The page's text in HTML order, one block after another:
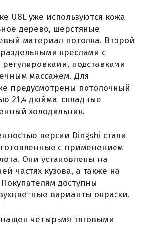
U8L уже используются кожа
дерево, шерстяные
материал потолка. Второй
креслами с
подставками
массажем. Для
предусмотрены потолочный
21,4 дюйма, складные
холодильник.
версии Dingshi стали
с применением
Они установлены на
частях кузова, а также на
доступны
варианты окраски.
четырьмя тяговыми